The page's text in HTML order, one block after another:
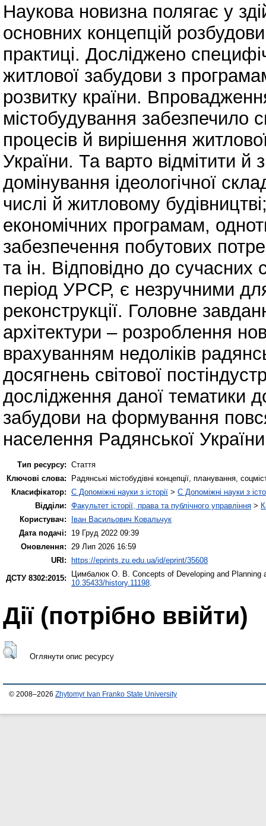
Наукова новизна полягає у
основних концепцій розбудови
практиці. Досліджено
житлової забудови з
розвитку країни.
містобудування забезпечило
процесів й вирішення
України. Та варто відмітити й
домінування ідеологічної
числі й житловому
економічних програмам,
забезпечення побутових
та ін. Відповідно до сучасних
період УРСР, є незручними
реконструкції. Головне
архітектури – розроблення
врахуванням недоліків
досягнень світової
дослідження даної тематики
забудови на формування
населення Радянської
Тип ресурсу: Стаття
Ключові слова:
Радянські містобудівні концепції, планування,
Класифікатор: C Допоміжні науки з історії > C Допоміжні науки з
Відділи: Факультет історії, права та публічного управління >
Користувач:
Іван Васильович Ковальчук
Дата подачі:
19 Груд 2022 09:39
Оновлення: 29 Лип 2026 16:59
URI:
https://eprints.zu.edu.ua/id/eprint/35608
ДСТУ 8302:2015:
Цимбалюк О. В. Concepts of Developing and
10.35433/history.11198.
Дії ​​(потрібно ввійти)
Оглянути опис ресурсу
© 2008–2026 Zhytomyr Ivan Franko State University